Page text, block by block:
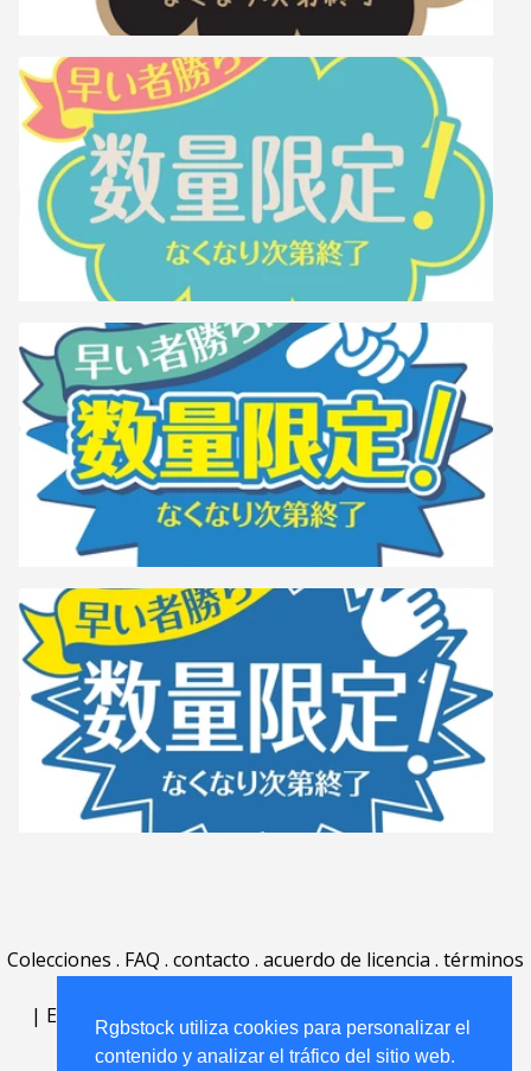
Rgbstock utiliza cookies para personalizar el
contenido y analizar el tráfico del sitio web.
Colecciones . FAQ . contacto . acuerdo de licencia . términos
| English | Deutsch| Español Português
Nederlands|